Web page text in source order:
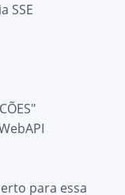
SSE
para essa